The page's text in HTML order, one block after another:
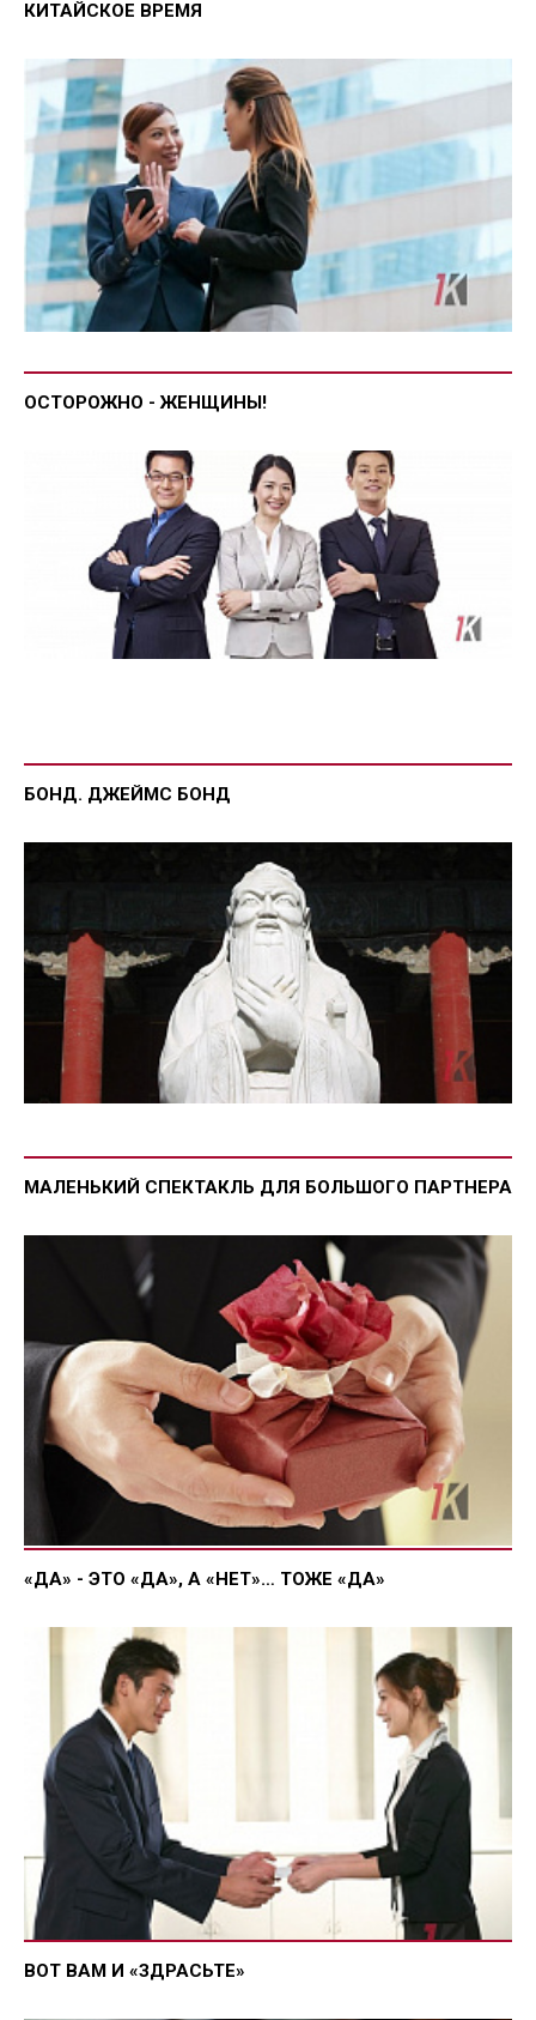
КИТАЙСКОЕ ВРЕМЯ
ОСТОРОЖНО - ЖЕНЩИНЫ!
БОНД. ДЖЕЙМС БОНД
МАЛЕНЬКИЙ СПЕКТАКЛЬ ДЛЯ БОЛЬШОГО ПАРТНЕРА
«ДА» - ЭТО «ДА», А «НЕТ»… ТОЖЕ «ДА»
ВОТ ВАМ И «ЗДРАСЬТЕ»